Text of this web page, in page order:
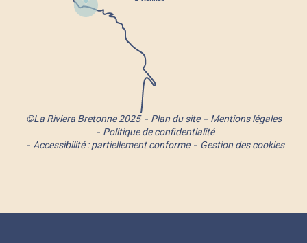
©La Riviera Bretonne 2025 Plan du site
Mentions légales
Politique de confidentialité
Accessibilité : partiellement conforme
Gestion des cookies